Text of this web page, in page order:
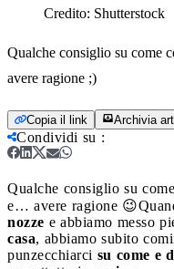
Credito: Shutterstock
Qualche consiglio su come
avere ragione ;)
Copia il link Archivia
Condividi su :
Qualche consiglio su
e… avere ragione 😉
nozze e abbiamo messo
casa, abbiamo subito
punzecchiarci su come e